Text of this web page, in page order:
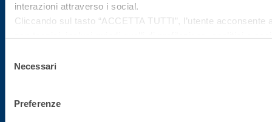
interazioni attraverso i social.
Cliccando sul tasto “ACCETTA TUTTI”, l’utente acconsente
Se l’utente desidera gestire le proprie preferenze può
Cliccando sul bottone "RIFIUTA" l’utente non presta il
delNecessari
Preferenze
Sede direzionale
Fassa S.r.l.